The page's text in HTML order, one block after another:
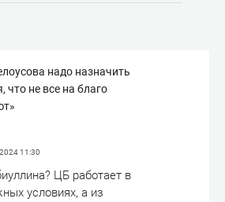
надо назначить
что не все на благо
11:30
ЦБ работает в
условиях, а из